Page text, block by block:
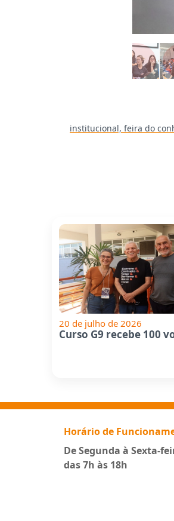
institucional, feira do
20 de julho de 2026
Horário de
De Segunda à Sexta-
das 7h às 18h